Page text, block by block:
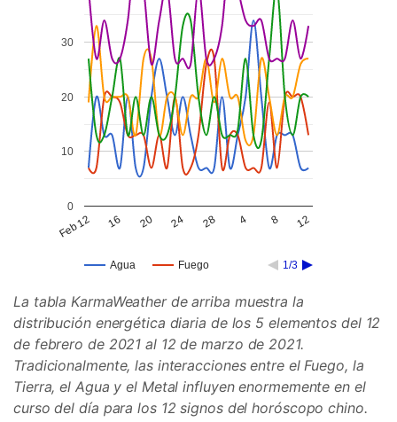
Agua Fuego 1/3
Feb 12 16 20 24 28 4 8 12
0
10
20
30
La tabla KarmaWeather de arriba muestra la
distribución energética diaria de los 5 elementos del 12
de febrero de 2021 al 12 de marzo de 2021.
Tradicionalmente, las interacciones entre el Fuego, la
Tierra, el Agua y el Metal influyen enormemente en el
curso del día para los 12 signos del horóscopo chino.